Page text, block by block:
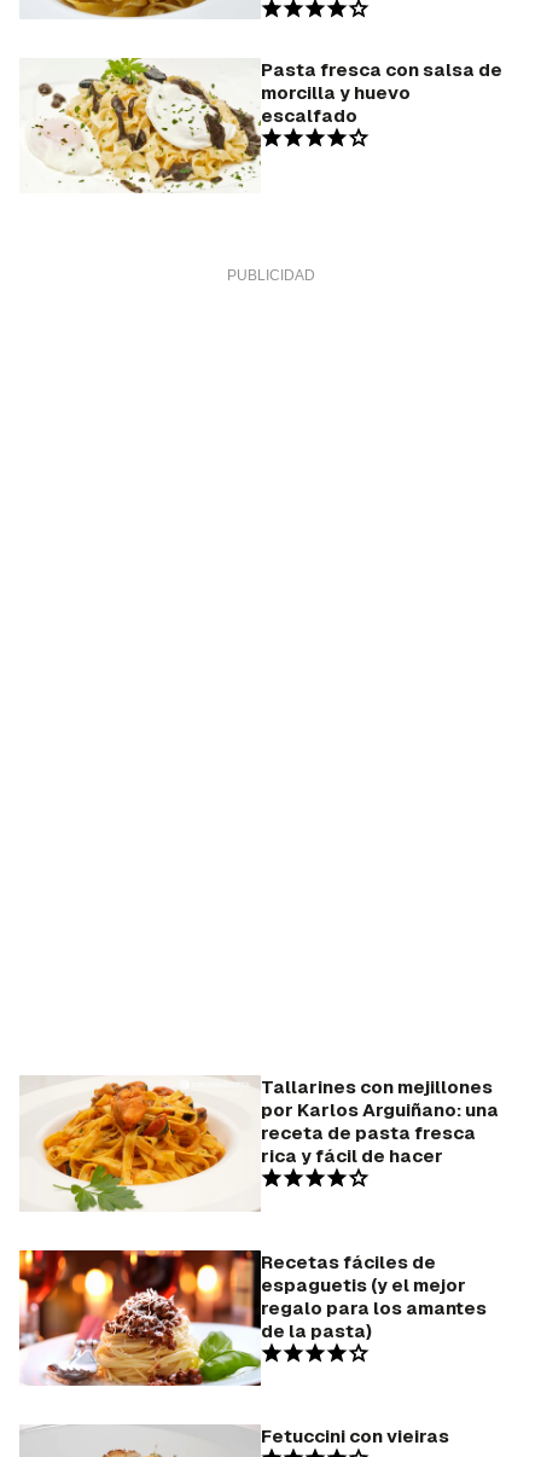
Pasta fresca con salsa de
morcilla y huevo
escalfado
Tallarines con mejillones
por Karlos Arguiñano: una
receta de pasta fresca
rica y fácil de hacer
Recetas fáciles de
espaguetis (y el mejor
regalo para los amantes
de la pasta)
Fetuccini con vieiras